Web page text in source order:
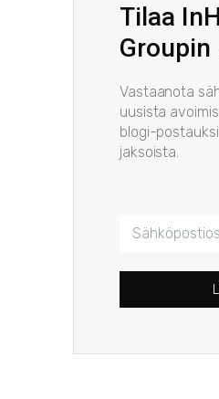
Tilaa
Vastaanota
uusista
blogi-
jaksoista.